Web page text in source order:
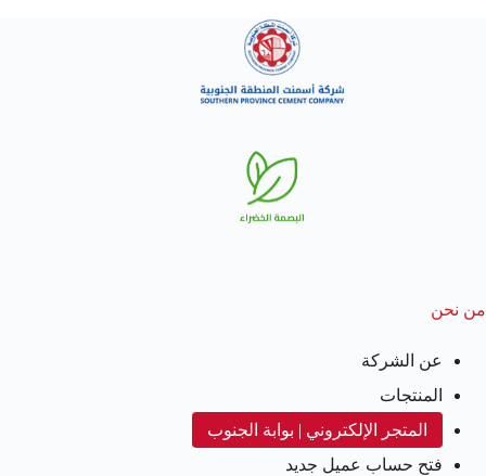
من نحن
عن الشركة
المنتجات
المتجر الإلكتروني | بوابة الجنوب
فتح حساب عميل جديد